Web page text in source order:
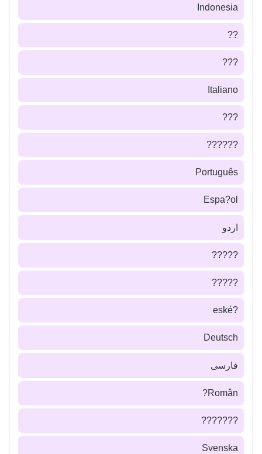
Indonesia
??
???
Italiano
???
??????
Português
Espa?ol
اردو
?????
?????
?eské
Deutsch
فارسى
Român?
???????
Svenska